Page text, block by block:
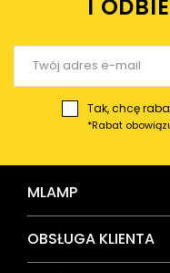
I
Tak, chcę
*Rabat
MLAMP
OBSŁUGA KLIENTA